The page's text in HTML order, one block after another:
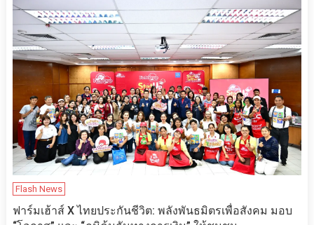
Flash News
​ฟาร์มเฮ้าส์ X ไทยประกันชีวิต: พลังพันธมิตรเพื่อสังคม มอบ